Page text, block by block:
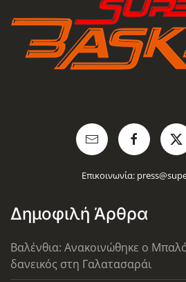
Επικοινωνία:
Δημοφιλή Άρθρα
Βαλένθια: Ανακοινώθηκε ο
δανεικός στη Γαλατασαράι